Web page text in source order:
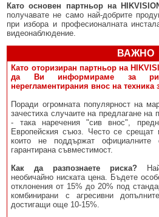
Като основен партньор на
получавате не само най-добрите
при избора и професионалната
видеонаблюдение.
ВАЖНО
Като оторизиран партньор на
да Ви информираме за
нерегламентирания внос на
Поради огромната популярност на
зачестиха случаите на предлагане на
- така наречения "сив внос",
Европейския съюз. Често се срещат
които не поддържат официалните
гарантирана съвместимост.
Как да разпознаете риска?Най-
необичайно ниската цена. Бъдете
отклонения от 15% до 20% под
комбинирани с агресивни
достигащи още 10-15%.